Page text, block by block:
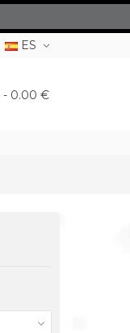
ES
- 0.00 €